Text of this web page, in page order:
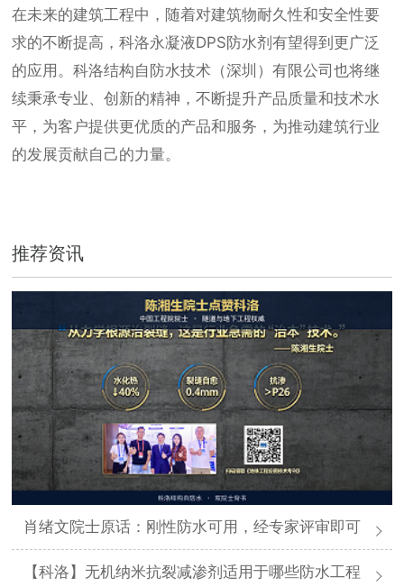
在未来的建筑工程中，随着对建筑物耐久性和安全性要
求的不断提高，科洛永凝液DPS防水剂有望得到更广泛
的应用。科洛结构自防水技术（深圳）有限公司也将继
续秉承专业、创新的精神，不断提升产品质量和技术水
平，为客户提供更优质的产品和服务，为推动建筑行业
的发展贡献自己的力量。
推荐资讯
肖绪文院士原话：刚性防水可用，经专家评审即可
【科洛】无机纳米抗裂减渗剂适用于哪些防水工程